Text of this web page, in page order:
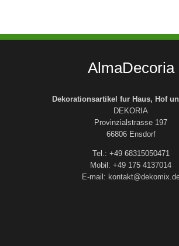
AlmaDecoria
Dekorationsartikel fur Haus, Hof
DEKORIA
Provinzialstrasse 197
66806 Ensdorf
Tel.: +49 68315050471
Mobil: +49 175 4137014
E-mail: